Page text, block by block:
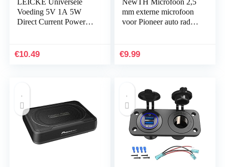
LEICKE Universele
Voeding 5V 1A 5W
Direct Current Power
voor modems, routers…
€10.49
NewTH Microfoon 2,5
mm externe microfoon
voor Pioneer auto radio
DVD GPS…
€9.99